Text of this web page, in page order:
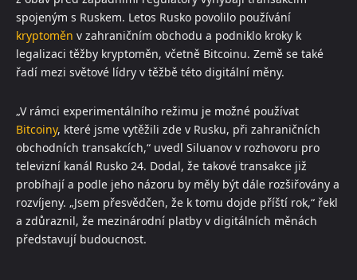
spojeným s Ruskem. Letos Rusko povolilo používání
kryptoměn v zahraničním obchodu a podniklo kroky k
legalizaci těžby kryptoměn, včetně Bitcoinu. Země se také
řadí mezi světové lídry v těžbě této digitální měny.
„V rámci experimentálního režimu je možné používat
Bitcoiny, které jsme vytěžili zde v Rusku, při zahraničních
obchodních transakcích,“ uvedl Siluanov v rozhovoru pro
televizní kanál Rusko 24. Dodal, že takové transakce již
probíhají a podle jeho názoru by měly být dále rozšiřovány a
rozvíjeny. „Jsem přesvědčen, že k tomu dojde příští rok,“ řekl
a zdůraznil, že mezinárodní platby v digitálních měnách
představují budoucnost.